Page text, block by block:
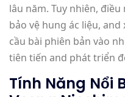
lâu năm. Tuy nhiên,
bảo vệ hung ác liệu,
cầu bài phiên bản vào
tiên tiến and phát triển
Tính Năng Nổi